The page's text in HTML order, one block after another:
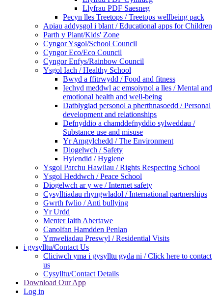
Llyfrau PDF Saesneg
Pecyn lles Treetops / Treetops wellbeing pack
Apiau addysgol i blant / Educational apps for Children
Parth y Plant/Kids' Zone
Cyngor Ysgol/School Council
Cyngor Eco/Eco Council
Cyngor Enfys/Rainbow Council
Ysgol Iach / Healthy School
Bwyd a ffitrwydd / Food and fitness
Iechyd meddwl ac emsoiynol a lles / Mental and
emotional health and well-being
Datblygiad personol a pherthnasoedd / Personal
development and relationships
Defnyddio a chamddefnyddio sylweddau /
Substance use and misuse
Yr Amgylchedd / The Environment
Diogelwch / Safety
Hylendid / Hygiene
Ysgol Parchu Hawliau / Rights Respecting School
Ysgol Heddwch / Peace School
Diogelwch ar y we / Internet safety
Cysylltiadau rhyngwladol / International partnerships
Gwrth fwlio / Anti bullying
Yr Urdd
Menter Iaith Abertawe
Canolfan Hamdden Penlan
Ymweliadau Preswyl / Residential Visits
i gysylltu/Contact Us
Cliciwch yma i gysylltu gyda ni / Click here to contact
us
Cysylltu/Contact Details
Download Our App
Log in